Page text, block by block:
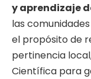
y aprendizaje
las
el propósito de
pertinencia
Científica para